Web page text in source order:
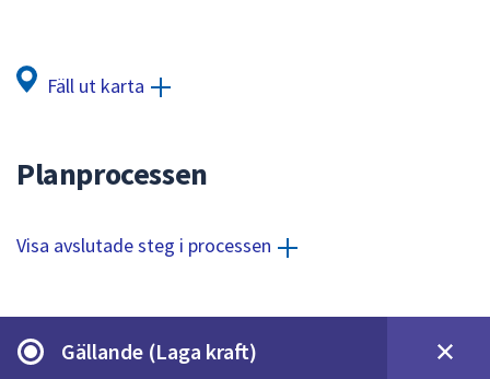
Fäll ut karta
Planprocessen
Visa avslutade steg i processen
Gällande (Laga kraft)